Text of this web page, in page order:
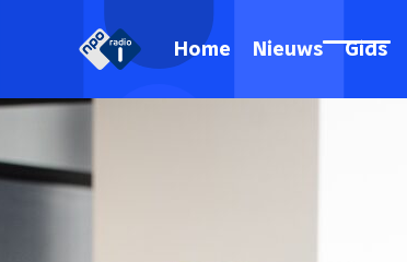
Home Nieuws Gids